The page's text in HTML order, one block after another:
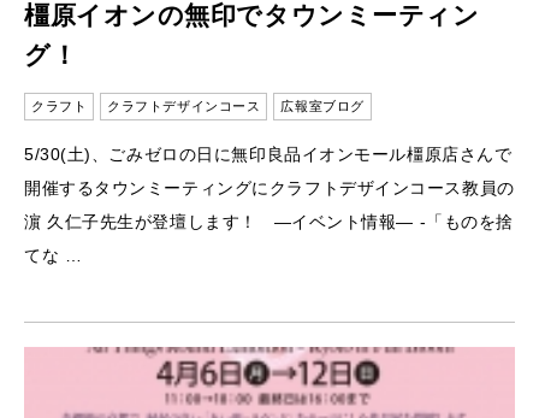
橿原イオンの無印でタウンミーティン
グ！
クラフト クラフトデザインコース 広報室ブログ
5/30(土)、ごみゼロの日に無印良品イオンモール橿原店さんで
開催するタウンミーティングにクラフトデザインコース教員の
濵 久仁子先生が登壇します！ —イベント情報— -「ものを捨
てな …